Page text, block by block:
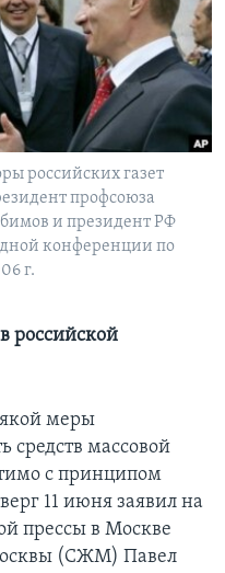
российских газет
профсоюза
и президент РФ
конференции по
г.
российской
меры
средств массовой
с принципом
11 июня заявил на
прессы в Москве
(СЖМ) Павел